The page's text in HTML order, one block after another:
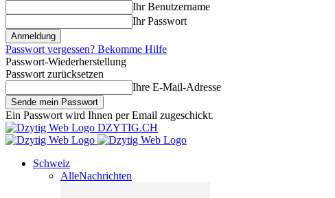
Ihr Benutzername
Ihr Passwort
Passwort vergessen? Bekomme Hilfe
Passwort-Wiederherstellung
Passwort zurücksetzen
Ihre E-Mail-Adresse
Ein Passwort wird Ihnen per Email zugeschickt.
DZYTIG.CH
Schweiz
AlleNachrichten